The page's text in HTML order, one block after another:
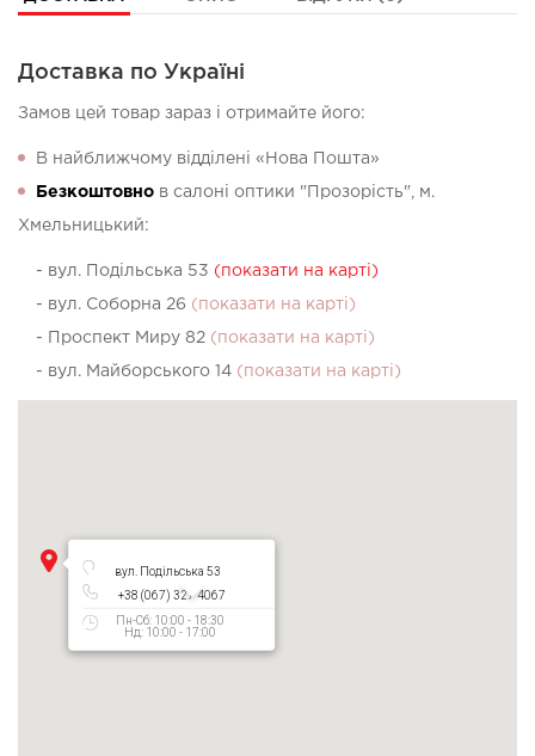
Доставка по Україні
Замов цей товар зараз і отримайте його:
В найближчому відділені «Нова Пошта»
Безкоштовно в салоні оптики "Прозорість", м.
Хмельницький:
- вул. Подільська 53 (показати на карті)
- вул. Соборна 26 (показати на карті)
- Проспект Миру 82 (показати на карті)
- вул. Майборського 14 (показати на карті)
вул. Подільська 53
+38 (067) 327 4067
Пн-Сб: 10:00 - 18:30
Нд: 10:00 - 17:00